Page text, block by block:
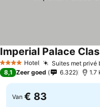
4 SterrenHotel Suites met privé
Imperial Palace
8,1 Zeer goed 6.322 1.7
Van € 83